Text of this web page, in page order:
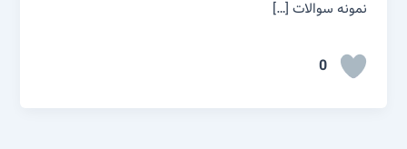
نمونه سوالات […]
0